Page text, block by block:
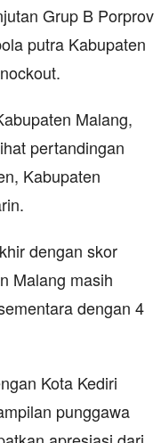
Grup B Porprov
putra Kabupaten
Malang,
pertandingan
Kabupaten
dengan skor
Malang masih
dengan 4
Kota Kediri
punggawa